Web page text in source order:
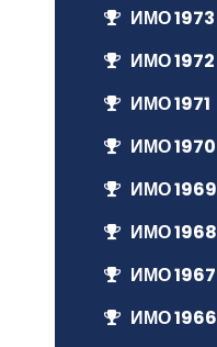
ИМО 1973
ИМО 1972
ИМО 1971
ИМО 1970
ИМО 1969
ИМО 1968
ИМО 1967
ИМО 1966